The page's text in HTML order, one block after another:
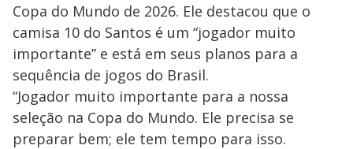
Copa do Mundo de 2026. Ele destacou que o
camisa 10 do Santos é um “jogador muito
importante” e está em seus planos para a
sequência de jogos do Brasil.
“Jogador muito importante para a nossa
seleção na Copa do Mundo. Ele precisa se
preparar bem; ele tem tempo para isso.